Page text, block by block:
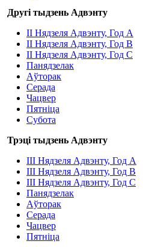
Другі тыдзень Адвэнту
ІI Нядзеля Адвэнту, Год A
II Нядзеля Адвэнту, Год B
ІI Нядзеля Адвэнту, Год С
Панядзелак
Аўторак
Серада
Чацвер
Пятніца
Субота
Трэці тыдзень Адвэнту
ІІI Нядзеля Адвэнту, Год A
ІІI Нядзеля Адвэнту, Год B
ІІI Нядзеля Адвэнту, Год С
Панядзелак
Аўторак
Серада
Чацвер
Пятніца